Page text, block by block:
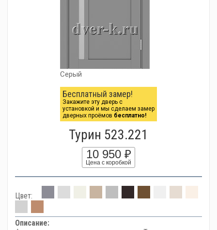
Серый
Бесплатный замер!
Закажите эту дверь с
установкой и мы сделаем замер
дверных проёмов бесплатно!
Турин 523.221
10 950 ₽
Цена с коробкой
Цвет:
Описание: